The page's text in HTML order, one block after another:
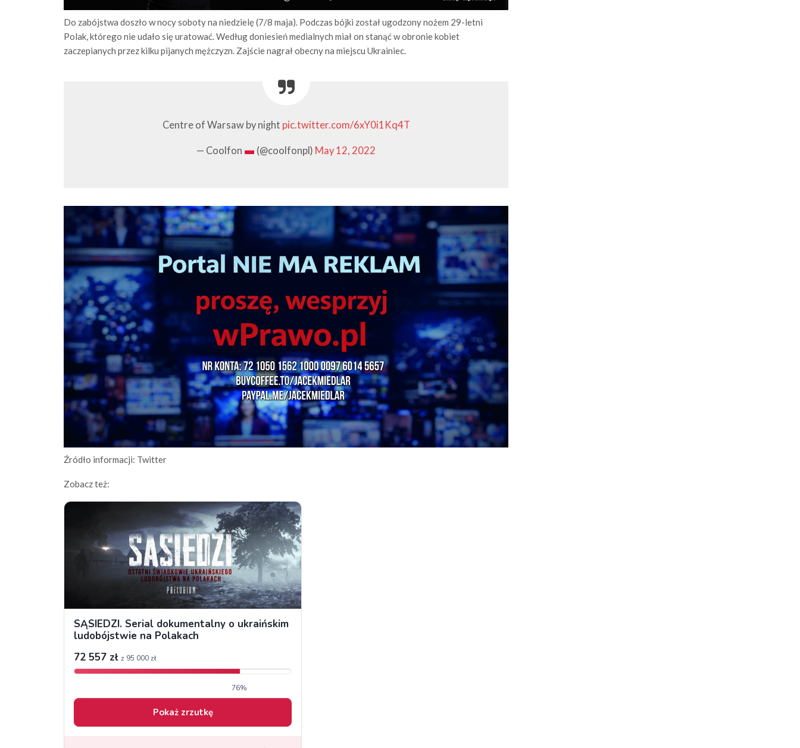
Do zabójstwa doszło w nocy soboty na niedzielę (7/8 maja). Podczas bójki został ugodzony nożem 29-letni
Polak, którego nie udało się uratować. Według doniesień medialnych miał on stanąć w obronie kobiet
zaczepianych przez kilku pijanych mężczyzn. Zajście nagrał obecny na miejscu Ukrainiec.
Centre of Warsaw by night pic.twitter.com/6xY0i1Kq4T
— Coolfon (@coolfonpl) May 12, 2022
Źródło informacji: Twitter
Zobacz też: